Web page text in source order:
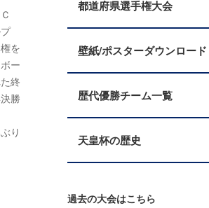
を
ー
終
勝
り
都道府県選手権大会
壁紙/ポスターダウンロード
歴代優勝チーム一覧
天皇杯の歴史
過去の大会はこちら